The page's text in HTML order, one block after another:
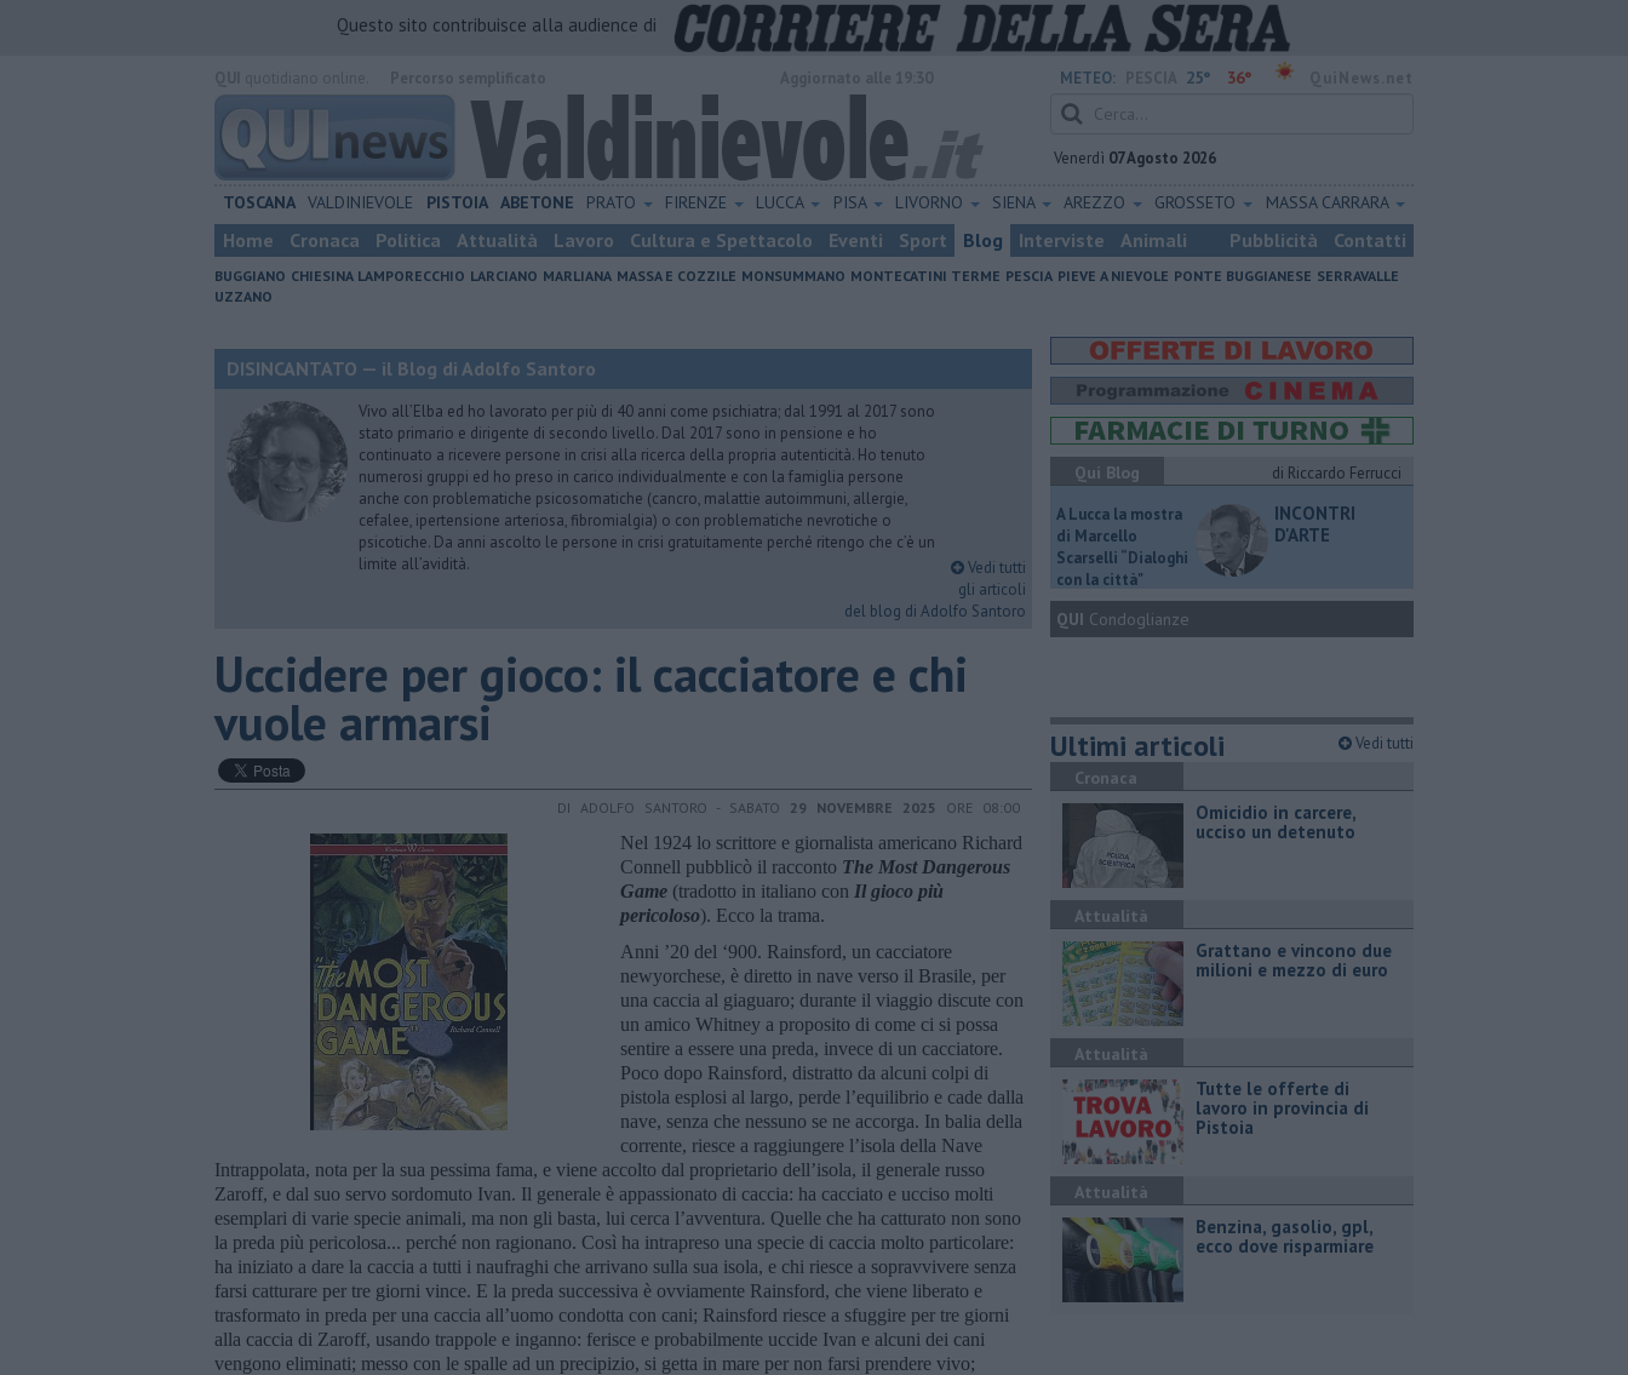
Questo sito contribuisce alla audience di
METEO: 25° 36°
Venerdì 07 Agosto 2026
TOSCANA VALDINIEVOLE PISTOIA ABETONE PRATO FIRENZE LUCCA PISA LIVORNO SIENA AREZZO GROSSETO MASSA CARRARA
Home Cronaca Politica Attualità Lavoro Cultura e Spettacolo Eventi Sport Blog Interviste Animali Pubblicità Contatti
BUGGIANO CHIESINA LAMPORECCHIO LARCIANO MARLIANA MASSA E COZZILE MONSUMMANO MONTECATINI TERME PESCIA PIEVE A NIEVOLE PONTE BUGGIANESE SERRAVALLE
UZZANO
DISINCANTATO — il Blog di Adolfo Santoro
Vivo all’Elba ed ho lavorato per più di 40 anni come psichiatra; dal 1991 al 2017 sono
stato primario e dirigente di secondo livello. Dal 2017 sono in pensione e ho
continuato a ricevere persone in crisi alla ricerca della propria autenticità. Ho tenuto
numerosi gruppi ed ho preso in carico individualmente e con la famiglia persone
anche con problematiche psicosomatiche (cancro, malattie autoimmuni, allergie,
cefalee, ipertensione arteriosa, fibromialgia) o con problematiche nevrotiche o
psicotiche. Da anni ascolto le persone in crisi gratuitamente perché ritengo che c’è un
limite all’avidità.
Vedi tutti
gli articoli
del blog di Adolfo Santoro
​Uccidere per gioco: il cacciatore e chi
vuole armarsi
DI ADOLFO SANTORO - SABATO 29 NOVEMBRE 2025 ORE 08:00
Nel 1924 lo scrittore e giornalista americano Richard
Connell pubblicò il racconto The Most Dangerous
Game (tradotto in italiano con Il gioco più
pericoloso). Ecco la trama.
Anni ’20 del ‘900. Rainsford, un cacciatore
newyorchese, è diretto in nave verso il Brasile, per
una caccia al giaguaro; durante il viaggio discute con
un amico Whitney a proposito di come ci si possa
sentire a essere una preda, invece di un cacciatore.
Poco dopo Rainsford, distratto da alcuni colpi di
pistola esplosi al largo, perde l’equilibrio e cade dalla
nave, senza che nessuno se ne accorga. In balia della
corrente, riesce a raggiungere l’isola della Nave
Intrappolata, nota per la sua pessima fama, e viene accolto dal proprietario dell’isola, il generale russo
Zaroff, e dal suo servo sordomuto Ivan. Il generale è appassionato di caccia: ha cacciato e ucciso molti
esemplari di varie specie animali, ma non gli basta, lui cerca l’avventura. Quelle che ha catturato non sono
la preda più pericolosa... perché non ragionano. Così ha intrapreso una specie di caccia molto particolare:
ha iniziato a dare la caccia a tutti i naufraghi che arrivano sulla sua isola, e chi riesce a sopravvivere senza
farsi catturare per tre giorni vince. E la preda successiva è ovviamente Rainsford, che viene liberato e
trasformato in preda per una caccia all’uomo condotta con cani; Rainsford riesce a sfuggire per tre giorni
alla caccia di Zaroff, usando trappole e inganno: ferisce e probabilmente uccide Ivan e alcuni dei cani
vengono eliminati; messo con le spalle ad un precipizio, si getta in mare per non farsi prendere vivo;
Qui Blog
di Riccardo Ferrucci
A Lucca la mostra
di Marcello
Scarselli “Dialoghi
con la città"
INCONTRI
D'ARTE
QUI Condoglianze
Ultimi articoli Vedi tutti
Cronaca
Omicidio in carcere,
ucciso un detenuto
Attualità
Grattano e vincono due
milioni e mezzo di euro
Attualità
​Tutte le offerte di
lavoro in provincia di
Pistoia
Attualità
​Benzina, gasolio, gpl,
ecco dove risparmiare